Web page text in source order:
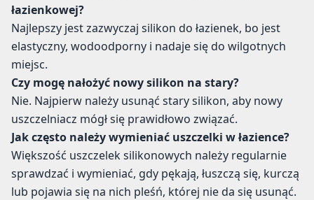
łazienkowej?
Najlepszy jest zazwyczaj silikon do łazienek, bo jest
elastyczny, wodoodporny i nadaje się do wilgotnych
miejsc.
Czy mogę nałożyć nowy silikon na stary?
Nie. Najpierw należy usunąć stary silikon, aby nowy
uszczelniacz mógł się prawidłowo związać.
Jak często należy wymieniać uszczelki w łazience?
Większość uszczelek silikonowych należy regularnie
sprawdzać i wymieniać, gdy pękają, łuszczą się, kurczą
lub pojawia się na nich pleśń, której nie da się usunąć.